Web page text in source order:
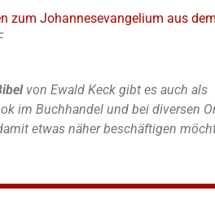
zum Johannesevangelium aus dem
von Ewald Keck gibt es auch als
im Buchhandel und bei diversen
etwas näher beschäftigen